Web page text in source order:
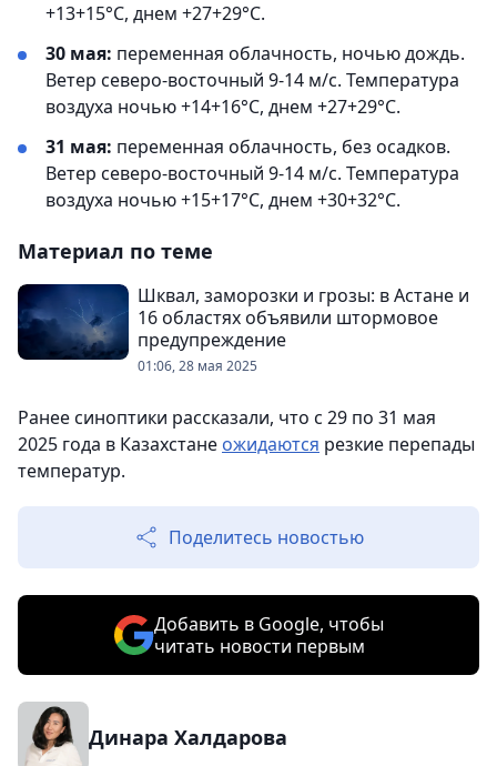
+13+15°С, днем +27+29°С.
30 мая: переменная облачность, ночью дождь.
Ветер северо-восточный 9-14 м/с. Температура
воздуха ночью +14+16°С, днем +27+29°С.
31 мая: переменная облачность, без осадков.
Ветер северо-восточный 9-14 м/с. Температура
воздуха ночью +15+17°С, днем +30+32°С.
Материал по теме
Шквал, заморозки и грозы: в Астане и
16 областях объявили штормовое
предупреждение
01:06, 28 мая 2025
Ранее синоптики рассказали, что с 29 по 31 мая
2025 года в Казахстане ожидаются резкие перепады
температур.
Поделитесь новостью
Добавить в Google, чтобы
читать новости первым
Динара Халдарова